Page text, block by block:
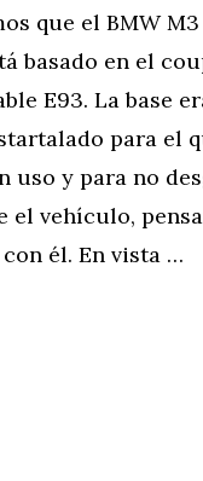
que el BMW
basado en el
E93. La base
para el
uso y para no
el vehículo,
él. En vista …